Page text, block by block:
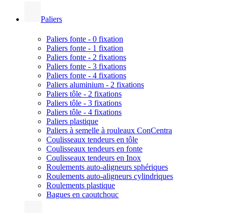
Paliers
Paliers fonte - 0 fixation
Paliers fonte - 1 fixation
Paliers fonte - 2 fixations
Paliers fonte - 3 fixations
Paliers fonte - 4 fixations
Paliers aluminium - 2 fixations
Paliers tôle - 2 fixations
Paliers tôle - 3 fixations
Paliers tôle - 4 fixations
Paliers plastique
Paliers à semelle à rouleaux ConCentra
Coulisseaux tendeurs en tôle
Coulisseaux tendeurs en fonte
Coulisseaux tendeurs en Inox
Roulements auto-aligneurs sphériques
Roulements auto-aligneurs cylindriques
Roulements plastique
Bagues en caoutchouc